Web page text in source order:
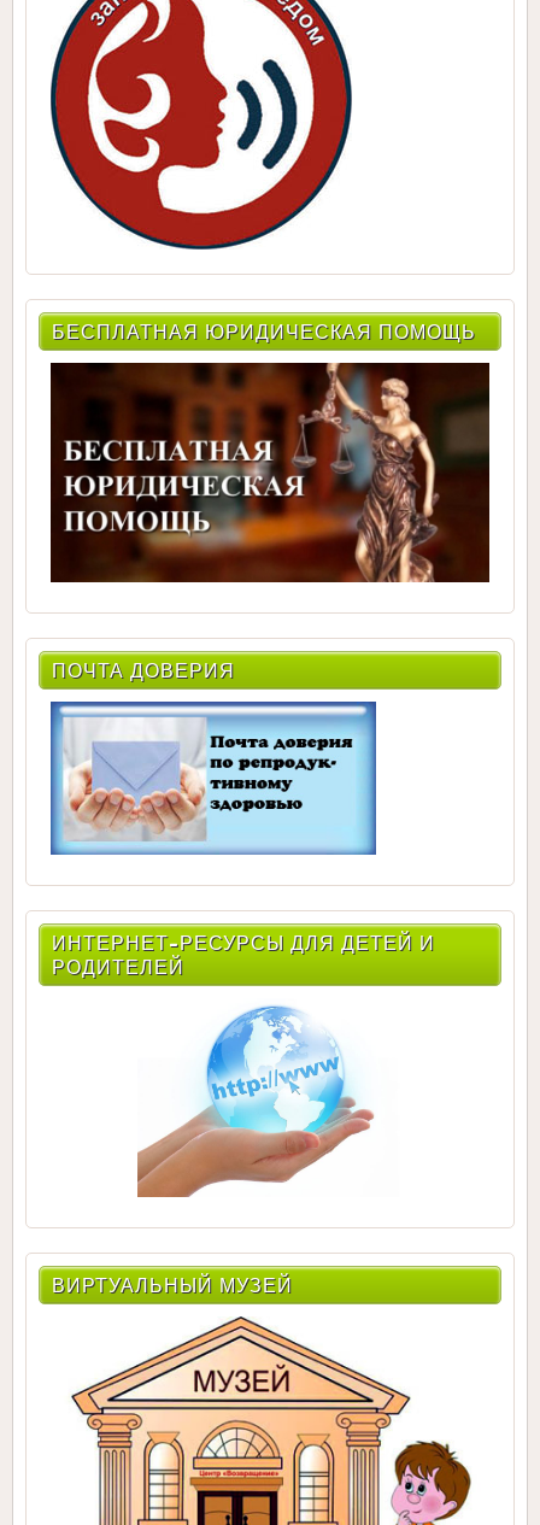
БЕСПЛАТНАЯ ЮРИДИЧЕСКАЯ ПОМОЩЬ
ПОЧТА ДОВЕРИЯ
ИНТЕРНЕТ-РЕСУРСЫ ДЛЯ ДЕТЕЙ И
РОДИТЕЛЕЙ
ВИРТУАЛЬНЫЙ МУЗЕЙ